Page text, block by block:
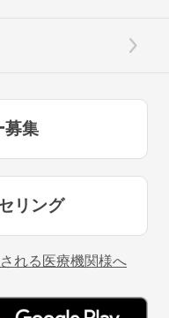
募集
リング
れる医療機関様へ